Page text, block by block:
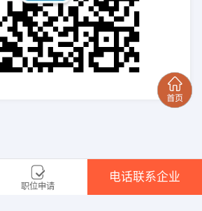
职位申请
电话联系企业